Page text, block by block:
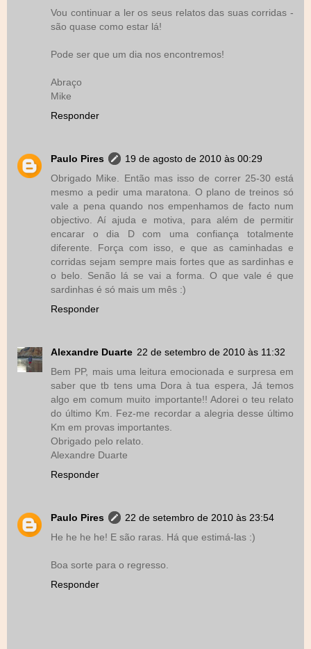
Vou continuar a ler os seus relatos das suas corridas -
são quase como estar lá!
Pode ser que um dia nos encontremos!
Abraço
Mike
Responder
Paulo Pires
19 de agosto de 2010 às 00:29
Obrigado Mike. Então mas isso de correr 25-30 está
mesmo a pedir uma maratona. O plano de treinos só
vale a pena quando nos empenhamos de facto num
objectivo. Aí ajuda e motiva, para além de permitir
encarar o dia D com uma confiança totalmente
diferente. Força com isso, e que as caminhadas e
corridas sejam sempre mais fortes que as sardinhas e
o belo. Senão lá se vai a forma. O que vale é que
sardinhas é só mais um mês :)
Responder
Alexandre Duarte 22 de setembro de 2010 às 11:32
Bem PP, mais uma leitura emocionada e surpresa em
saber que tb tens uma Dora à tua espera, Já temos
algo em comum muito importante!! Adorei o teu relato
do último Km. Fez-me recordar a alegria desse último
Km em provas importantes.
Obrigado pelo relato.
Alexandre Duarte
Responder
Paulo Pires
22 de setembro de 2010 às 23:54
He he he he! E são raras. Há que estimá-las :)
Boa sorte para o regresso.
Responder